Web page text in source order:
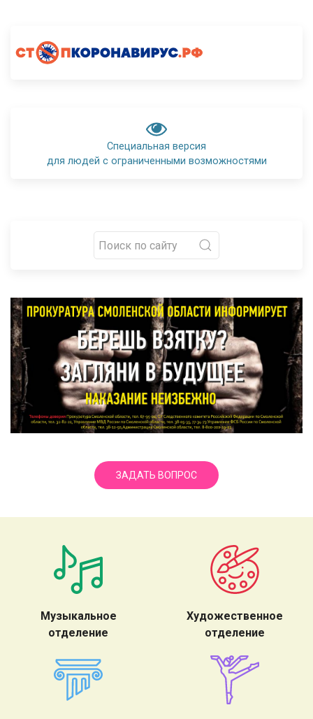
Специальная версия
для людей с ограниченными возможностями
ЗАДАТЬ ВОПРОС
Музыкальное
отделение
Художественное
отделение